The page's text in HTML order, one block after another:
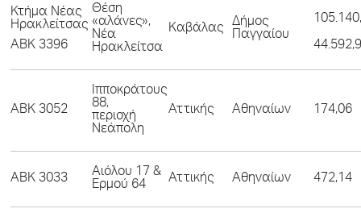
Κτήμα Νέας
Ηρακλείτσας
Θέση
«αλάνες»,
Νέα
Ηρακλείτσα
Καβάλας
Δήμος
Παγγαίου
ΑΒΚ 3396
ΑΒΚ 3052
Ιπποκράτους
88,
περιοχή
Νεάπολη
Αττικής Αθηναίων 174,06
ΑΒΚ 3033
Αιόλου 17 &
Ερμού 64
Αττικής Αθηναίων 472,14